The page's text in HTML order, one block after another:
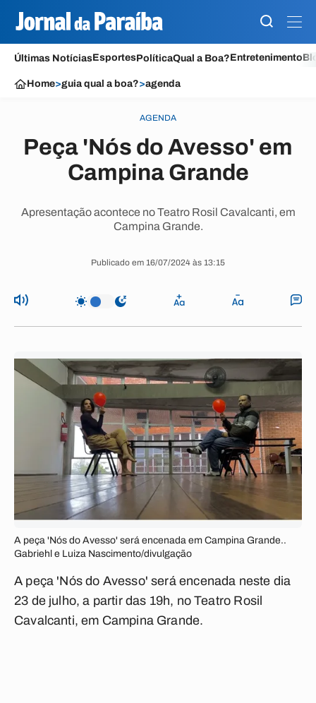
Últimas NotíciasEsportesPolíticaQual a Boa?Entretenimento
Home>guia qual a boa?>agenda
AGENDA
Peça 'Nós do Avesso' em
Campina Grande
Apresentação acontece no Teatro Rosil Cavalcanti, em
Campina Grande.
Publicado em 16/07/2024 às 13:15
A peça 'Nós do Avesso' será encenada em Campina Grande..
Gabriehl e Luiza Nascimento/divulgação
A peça 'Nós do Avesso' será encenada neste dia
23 de julho, a partir das 19h, no Teatro Rosil
Cavalcanti, em Campina Grande.